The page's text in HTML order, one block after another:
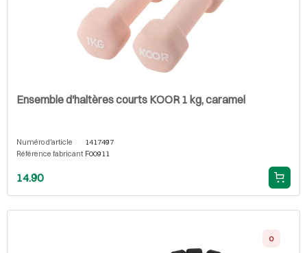
Ensemble d'haltères courts KOOR 1 kg, caramel
Numéro d'article
1417497
Référence fabricant F00911
14.90
0